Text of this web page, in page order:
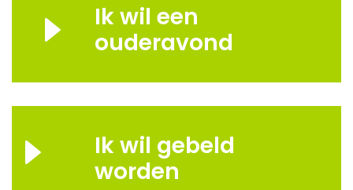
Ik wil een
ouderavond
Ik wil gebeld
worden